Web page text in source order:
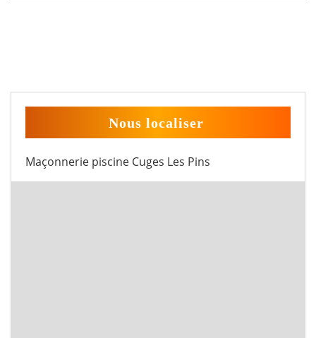
Nous localiser
Maçonnerie piscine Cuges Les Pins